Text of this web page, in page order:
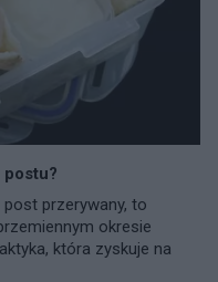
przerywany, to
okresie
która zyskuje na